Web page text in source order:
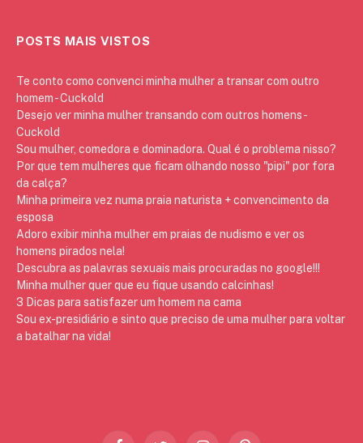
POSTS MAIS VISTOS
Te conto como convenci minha mulher a transar com outro
homem - Cuckold
Desejo ver minha mulher transando com outros homens -
Cuckold
Sou mulher, comedora e dominadora. Qual é o problema nisso?
Por que tem mulheres que ficam olhando nosso "pipi" por fora
da calça?
Minha primeira vez numa praia naturista + convencimento da
esposa
Adoro exibir minha mulher em praias de nudismo e ver os
homens pirados nela!
Descubra as palavras sexuais mais procuradas no google!!!
Minha mulher quer que eu fique usando calcinhas!
3 Dicas para satisfazer um homem na cama
Sou ex-presidiário e sinto que preciso de uma mulher para voltar
a batalhar na vida!